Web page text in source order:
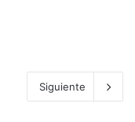
Siguiente